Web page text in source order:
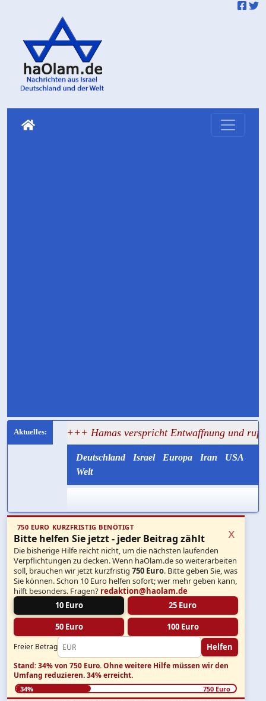
+++ Hamas verspricht Entwaffnung und ruft zugleich
Deutschland Israel Europa Iran
USA
Welt
750 EURO KURZFRISTIG BENÖTIGT
Bitte helfen Sie jetzt - jeder Beitrag zählt
Die bisherige Hilfe reicht nicht, um die nächsten laufenden
Verpflichtungen zu decken. Wenn haOlam.de so weiterarbeiten
soll, brauchen wir jetzt kurzfristig750 Euro. Bitte geben Sie, was
Sie können. Schon 10 Euro helfen sofort; wer mehr geben kann,
hilft besonders. Fragen? redaktion@haolam.de
10 Euro
25 Euro
50 Euro 100 Euro
Freier Betrag Helfen
x
Stand: 34% von 750 Euro.Ohne weitere Hilfe müssen wir den
Umfang reduzieren.34% erreicht.
34% 750 Euro